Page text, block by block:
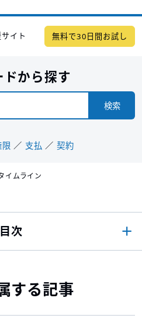
イト 無料で30日間お試し
ドから探す
検索
支払 契約
イムライン
する記事
目次